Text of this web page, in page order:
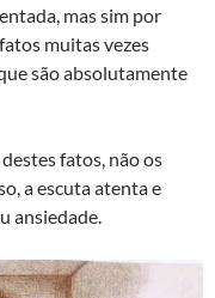
mas sim por
muitas vezes
são absolutamente
fatos, não os
a escuta atenta e
ansiedade.